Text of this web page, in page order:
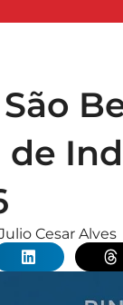
Cesar Alves